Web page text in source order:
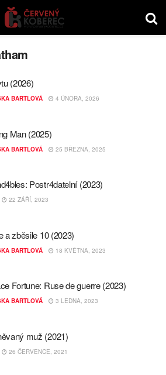
(2026)
BARTLOVÁ 4 ÚNORA, 2026
Man (2025)
BARTLOVÁ 25 BŘEZNA, 2025
Postr4datelní (2023)
22 ZÁŘÍ, 2023
a zběsile 10 (2023)
BARTLOVÁ 18 KVĚTNA, 2023
Fortune: Ruse de guerre (2023)
BARTLOVÁ 3 LEDNA, 2023
muž (2021)
26 ČERVENCE, 2021